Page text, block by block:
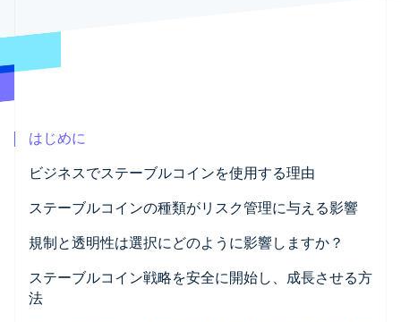
カーボンリムーバル
オンライン本人確認
Stripe Sessions 2026
ご覧ください。
はじめに
ビジネスでステーブルコインを使用する理由
ステーブルコインの種類がリスク管理に与える影響
法定通貨担保ステーブルコイン
コモディティ担保ステーブルコイン
規制と透明性は選択にどのように影響しますか？
信頼を高める明確なルール
ステーブルコイン戦略を安全に開始し、成長させる方
法